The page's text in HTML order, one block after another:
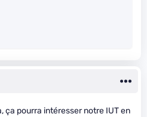
ça pourra intéresser notre IUT en